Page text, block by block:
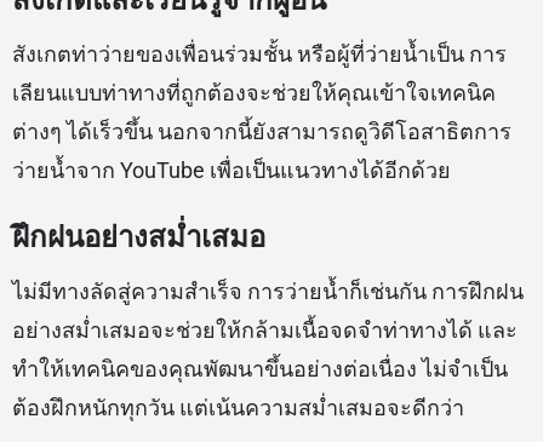
สังเกตท่าว่ายของเพื่อนร่วมชั้น หรือผู้ที่ว่ายน้ำเป็น การ
เลียนแบบท่าทางที่ถูกต้องจะช่วยให้คุณเข้าใจเทคนิค
ต่างๆ ได้เร็วขึ้น นอกจากนี้ยังสามารถดูวิดีโอสาธิตการ
ว่ายน้ำจาก YouTube เพื่อเป็นแนวทางได้อีกด้วย
ฝึกฝนอย่างสม่ำเสมอ
ไม่มีทางลัดสู่ความสำเร็จ การว่ายน้ำก็เช่นกัน การฝึกฝน
อย่างสม่ำเสมอจะช่วยให้กล้ามเนื้อจดจำท่าทางได้ และ
ทำให้เทคนิคของคุณพัฒนาขึ้นอย่างต่อเนื่อง ไม่จำเป็น
ต้องฝึกหนักทุกวัน แต่เน้นความสม่ำเสมอจะดีกว่า